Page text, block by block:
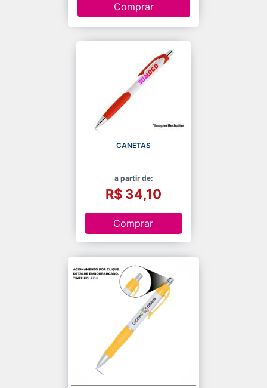
Comprar
CANETAS
a partir de:
R$ 34,10
Comprar